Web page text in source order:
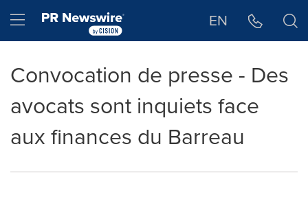
Hamburger menu EN
Convocation de presse - Des
avocats sont inquiets face
aux finances du Barreau